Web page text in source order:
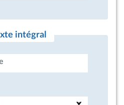
intégral